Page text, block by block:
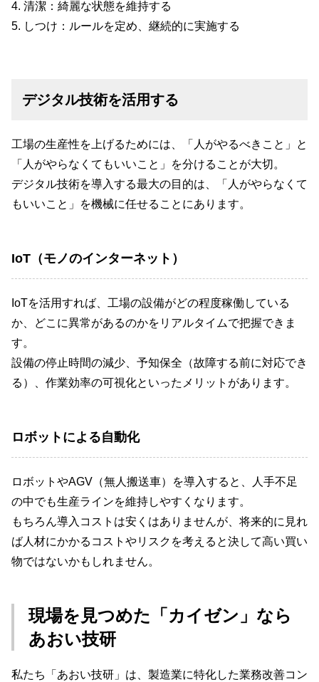
4. 清潔：綺麗な状態を維持する
5. しつけ：ルールを定め、継続的に実施する
デジタル技術を活用する
工場の生産性を上げるためには、「人がやるべきこと」と
「人がやらなくてもいいこと」を分けることが大切。
デジタル技術を導入する最大の目的は、「人がやらなくて
もいいこと」を機械に任せることにあります。
IoT（モノのインターネット）
IoTを活用すれば、工場の設備がどの程度稼働している
か、どこに異常があるのかをリアルタイムで把握できま
す。
設備の停止時間の減少、予知保全（故障する前に対応でき
る）、作業効率の可視化といったメリットがあります。
ロボットによる自動化
ロボットやAGV（無人搬送車）を導入すると、人手不足
の中でも生産ラインを維持しやすくなります。
もちろん導入コストは安くはありませんが、将来的に見れ
ば人材にかかるコストやリスクを考えると決して高い買い
物ではないかもしれません。
現場を見つめた「カイゼン」なら
あおい技研
私たち「あおい技研」は、製造業に特化した業務改善コン